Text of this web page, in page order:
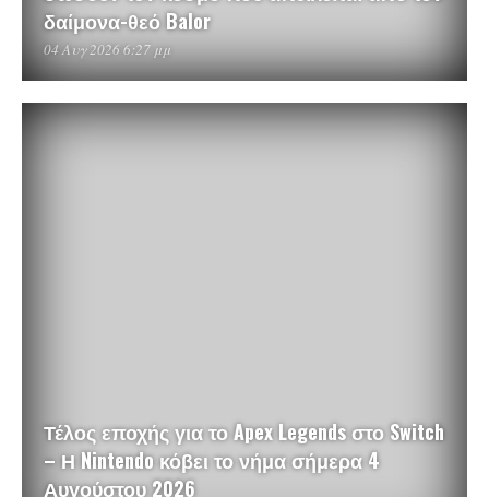
δαίμονα-θεό Balor
04 Αυγ 2026 6:27 μμ
Τέλος εποχής για το Apex Legends στο Switch
– Η Nintendo κόβει το νήμα σήμερα 4
Αυγούστου 2026